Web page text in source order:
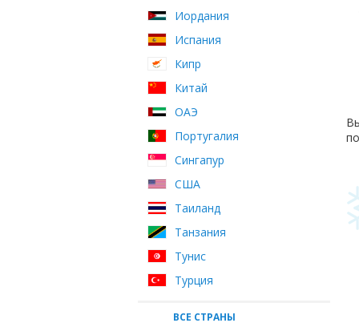
Иордания
Испания
Кипр
Китай
ОАЭ
Португалия
Сингапур
США
Таиланд
Танзания
Тунис
Турция
ВСЕ СТРАНЫ